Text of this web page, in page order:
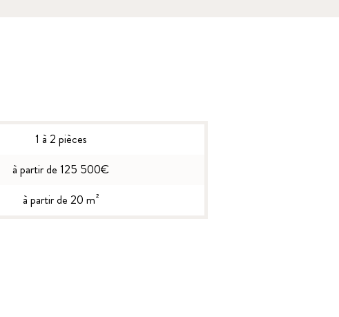
1 à 2 pièces
à partir de 125 500€
à partir de 20 m²